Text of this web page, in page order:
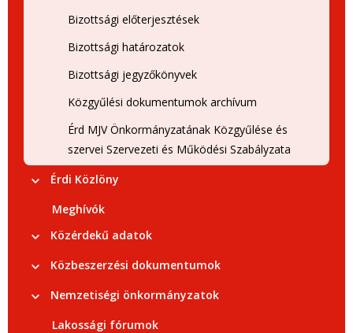
Bizottsági előterjesztések
Bizottsági határozatok
Bizottsági jegyzőkönyvek
Közgyűlési dokumentumok archívum
Érd MJV Önkormányzatának Közgyűlése és
szervei Szervezeti és Működési Szabályzata
Érdi Közlöny
Meghívók
Közérdekű adatok
Közbeszerzési dokumentumok
Nemzetiségi önkormányzatok
Lakossági fórumok